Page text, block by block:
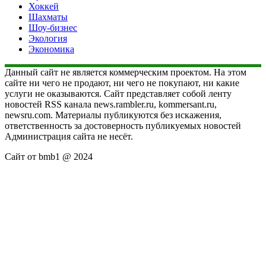
Хоккей
Шахматы
Шоу-бизнес
Экология
Экономика
Данный сайт не является коммерческим проектом. На этом
сайте ни чего не продают, ни чего не покупают, ни какие
услуги не оказываются. Сайт представляет собой ленту
новостей RSS канала news.rambler.ru, kommersant.ru,
newsru.com. Материалы публикуются без искажения,
ответственность за достоверность публикуемых новостей
Администрация сайта не несёт.
Сайт от bmb1 @ 2024